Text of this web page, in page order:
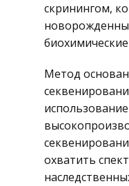
скринингом,
Метод
охватить